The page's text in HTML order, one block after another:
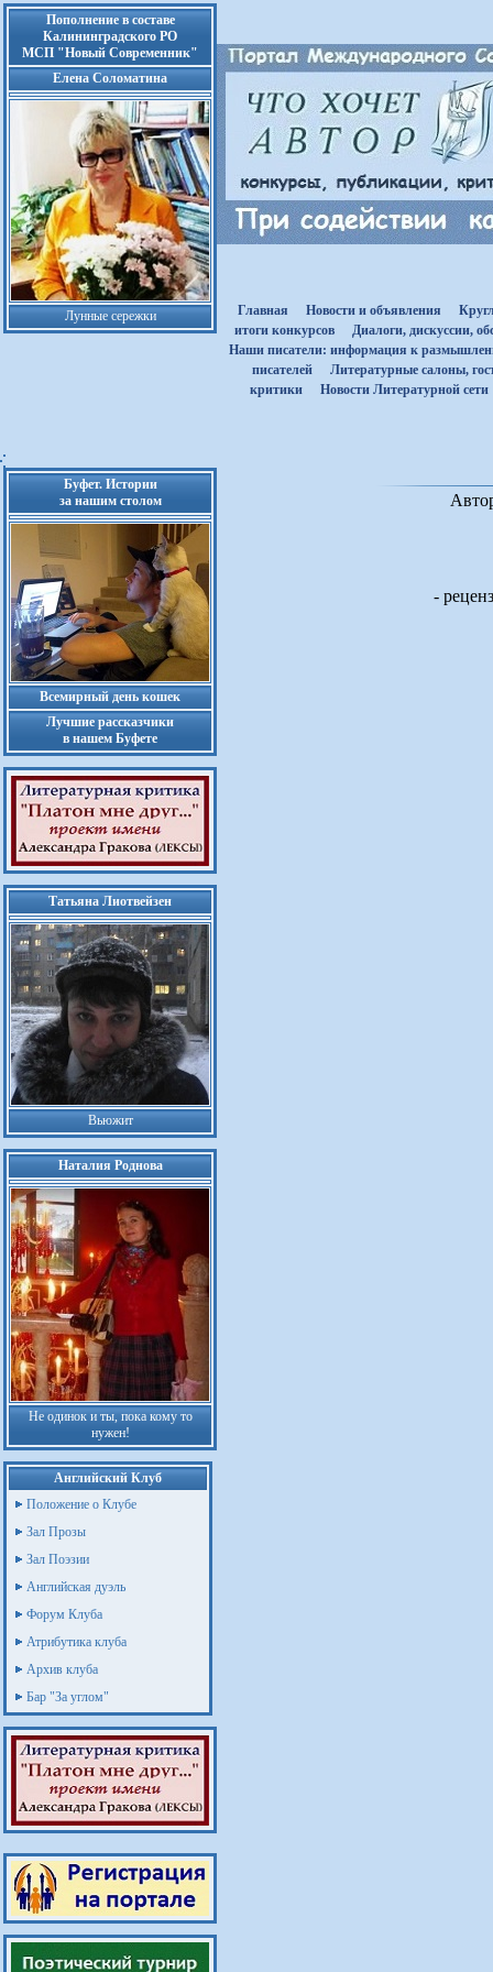
Пополнение в составе
Калининградского РО
МСП "Новый Современник"
Елена Соломатина
Лунные сережки Главная Новости и объявления
итоги конкурсов
Диалоги, дискуссии,
Наши писатели: информация к
писателей
Литературные салоны,
критики
Новости Литературной сети
Буфет. Истории
за нашим столом
Всемирный день кошек
Лучшие рассказчики
в нашем Буфете
Татьяна Лиотвейзен
Вьюжит
Наталия Роднова
Не одинок и ты, пока кому то
нужен!
Английский Клуб
Положение о Клубе
Зал Прозы
Зал Поэзии
Английская дуэль
Форум Клуба
Атрибутика клуба
Архив клуба
Бар "За углом"
-